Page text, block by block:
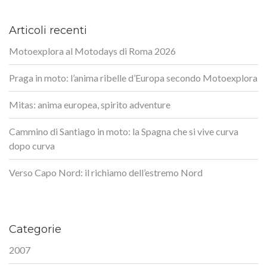
Articoli recenti
Motoexplora al Motodays di Roma 2026
Praga in moto: l’anima ribelle d’Europa secondo Motoexplora
Mitas: anima europea, spirito adventure
Cammino di Santiago in moto: la Spagna che si vive curva
dopo curva
Verso Capo Nord: il richiamo dell’estremo Nord
Categorie
2007